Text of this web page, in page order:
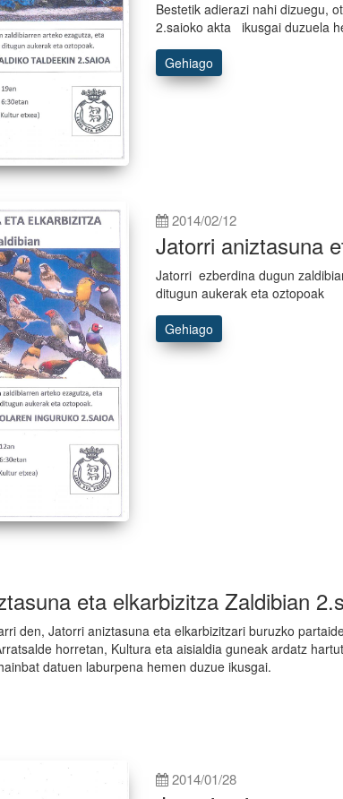
Bestetik adierazi nahi dizuegu,
2.saioko akta ikusgai duzuela
Gehiago
2014/02/12
Jatorri aniztasuna
Jatorri ezberdina dugun
ditugun aukerak eta oztopoak
Gehiago
eta elkarbizitza Zaldibian
den, Jatorri aniztasuna eta elkarbizitzari buruzko
horretan, Kultura eta aisialdia guneak ardatz
datuen laburpena hemen duzue ikusgai.
2014/01/28